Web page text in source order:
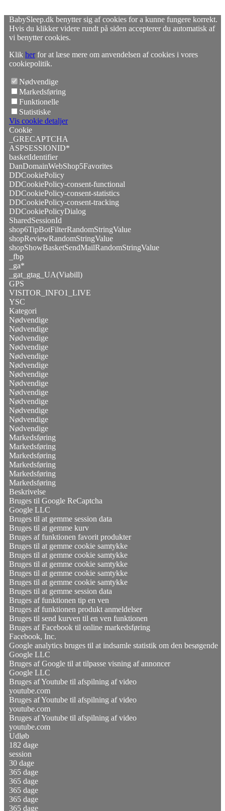
BabySleep.dk benytter sig af cookies for a kunne fungere korrekt.
Hvis du klikker videre rundt på siden accepterer du automatisk af
vi benytter cookies.
Klik her for at læse mere om anvendelsen af cookies i vores
cookiepolitik.
Nødvendige
Markedsføring
Funktionelle
Statistiske
Vis cookie detaljer
Cookie
_GRECAPTCHA
ASPSESSIONID*
basketIdentifier
DanDomainWebShop5Favorites
DDCookiePolicy
DDCookiePolicy-consent-functional
DDCookiePolicy-consent-statistics
DDCookiePolicy-consent-tracking
DDCookiePolicyDialog
SharedSessionId
shop6TipBotFilterRandomStringValue
shopReviewRandomStringValue
shopShowBasketSendMailRandomStringValue
_fbp
_ga*
_gat_gtag_UA(Viabill)
GPS
VISITOR_INFO1_LIVE
YSC
Kategori
Nødvendige
Nødvendige
Nødvendige
Nødvendige
Nødvendige
Nødvendige
Nødvendige
Nødvendige
Nødvendige
Nødvendige
Nødvendige
Nødvendige
Nødvendige
Markedsføring
Markedsføring
Markedsføring
Markedsføring
Markedsføring
Markedsføring
Beskrivelse
Bruges til Google ReCaptcha
Google LLC
Bruges til at gemme session data
Bruges til at gemme kurv
Bruges af funktionen favorit produkter
Bruges til at gemme cookie samtykke
Bruges til at gemme cookie samtykke
Bruges til at gemme cookie samtykke
Bruges til at gemme cookie samtykke
Bruges til at gemme cookie samtykke
Bruges til at gemme session data
Bruges af funktionen tip en ven
Bruges af funktionen produkt anmeldelser
Bruges til send kurven til en ven funktionen
Bruges af Facebook til online markedsføring
Facebook, Inc.
Google analytics bruges til at indsamle statistik om den besøgende
Google LLC
Bruges af Google til at tilpasse visning af annoncer
Google LLC
Bruges af Youtube til afspilning af video
youtube.com
Bruges af Youtube til afspilning af video
youtube.com
Bruges af Youtube til afspilning af video
youtube.com
Udløb
182 dage
session
30 dage
365 dage
365 dage
365 dage
365 dage
365 dage